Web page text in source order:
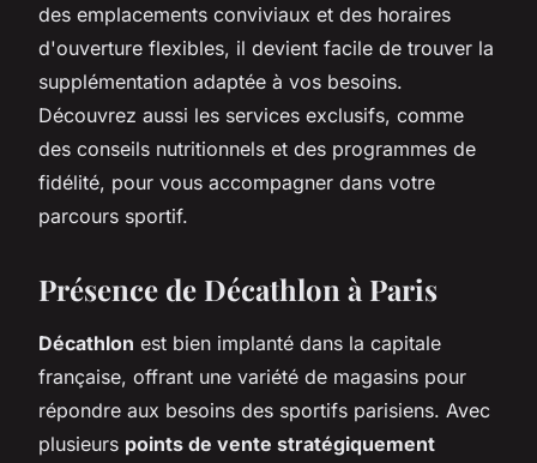
des emplacements conviviaux et des horaires
d'ouverture flexibles, il devient facile de trouver la
supplémentation adaptée à vos besoins.
Découvrez aussi les services exclusifs, comme
des conseils nutritionnels et des programmes de
fidélité, pour vous accompagner dans votre
parcours sportif.
Présence de Décathlon à Paris
Décathlon est bien implanté dans la capitale
française, offrant une variété de magasins pour
répondre aux besoins des sportifs parisiens. Avec
plusieurs points de vente stratégiquement